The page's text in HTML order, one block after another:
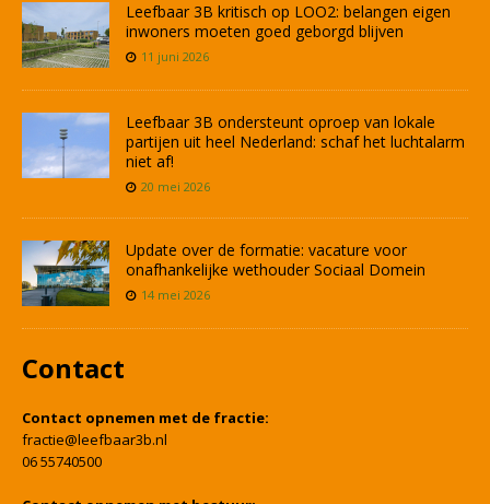
Leefbaar 3B kritisch op LOO2: belangen eigen
inwoners moeten goed geborgd blijven
11 juni 2026
Leefbaar 3B ondersteunt oproep van lokale
partijen uit heel Nederland: schaf het luchtalarm
niet af!
20 mei 2026
Update over de formatie: vacature voor
onafhankelijke wethouder Sociaal Domein
14 mei 2026
Contact
Contact opnemen met de fractie:
fractie@leefbaar3b.nl
06 55740500